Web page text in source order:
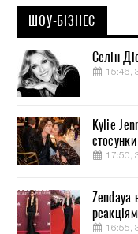
ШОУ-БІЗНЕС
Селін
15:46,
Kylie
17:50,
Zendaya
16:55,